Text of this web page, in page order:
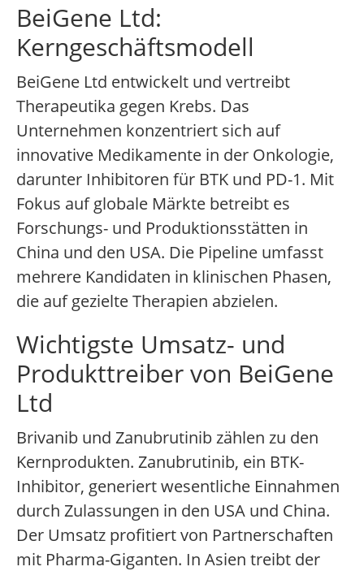
BeiGene Ltd:
Kerngeschäftsmodell
BeiGene Ltd entwickelt und vertreibt
Therapeutika gegen Krebs. Das
Unternehmen konzentriert sich auf
innovative Medikamente in der Onkologie,
darunter Inhibitoren für BTK und PD-1. Mit
Fokus auf globale Märkte betreibt es
Forschungs- und Produktionsstätten in
China und den USA. Die Pipeline umfasst
mehrere Kandidaten in klinischen Phasen,
die auf gezielte Therapien abzielen.
Wichtigste Umsatz- und
Produkttreiber von BeiGene
Ltd
Brivanib und Zanubrutinib zählen zu den
Kernprodukten. Zanubrutinib, ein BTK-
Inhibitor, generiert wesentliche Einnahmen
durch Zulassungen in den USA und China.
Der Umsatz profitiert von Partnerschaften
mit Pharma-Giganten. In Asien treibt der